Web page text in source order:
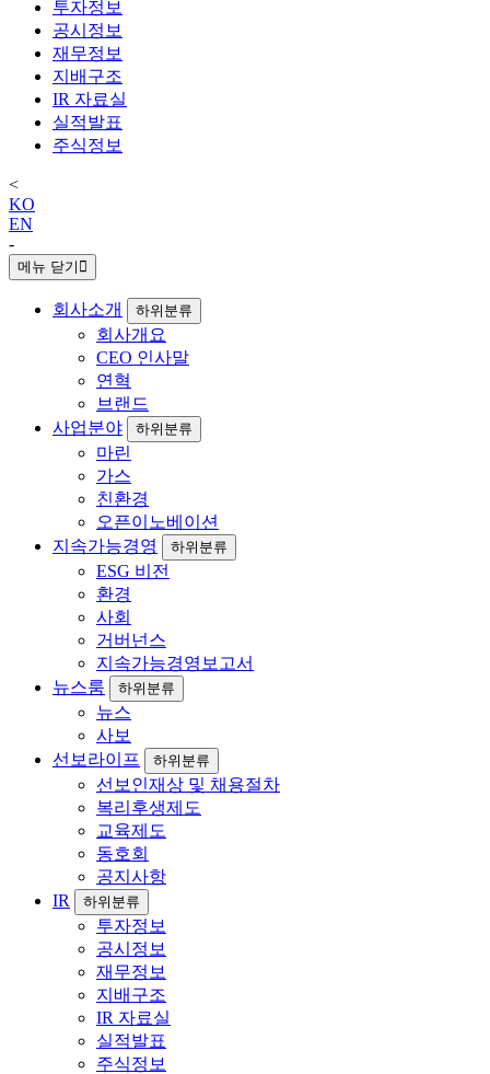
투자정보
공시정보
재무정보
지배구조
IR 자료실
실적발표
주식정보
<
KO
EN
-
메뉴 닫기
회사소개 하위분류
회사개요
CEO 인사말
연혁
브랜드
사업분야
하위분류
마린
가스
친환경
오픈이노베이션
지속가능경영
하위분류
ESG 비전
환경
사회
거버넌스
지속가능경영보고서
뉴스룸
하위분류
뉴스
사보
선보라이프
하위분류
선보인재상 및 채용절차
복리후생제도
교육제도
동호회
공지사항
IR
하위분류
투자정보
공시정보
재무정보
지배구조
IR 자료실
실적발표
주식정보